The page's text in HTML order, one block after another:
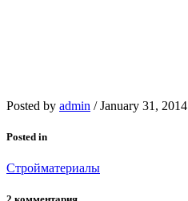
Posted by admin / January 31, 2014
Posted in
Стройматериалы